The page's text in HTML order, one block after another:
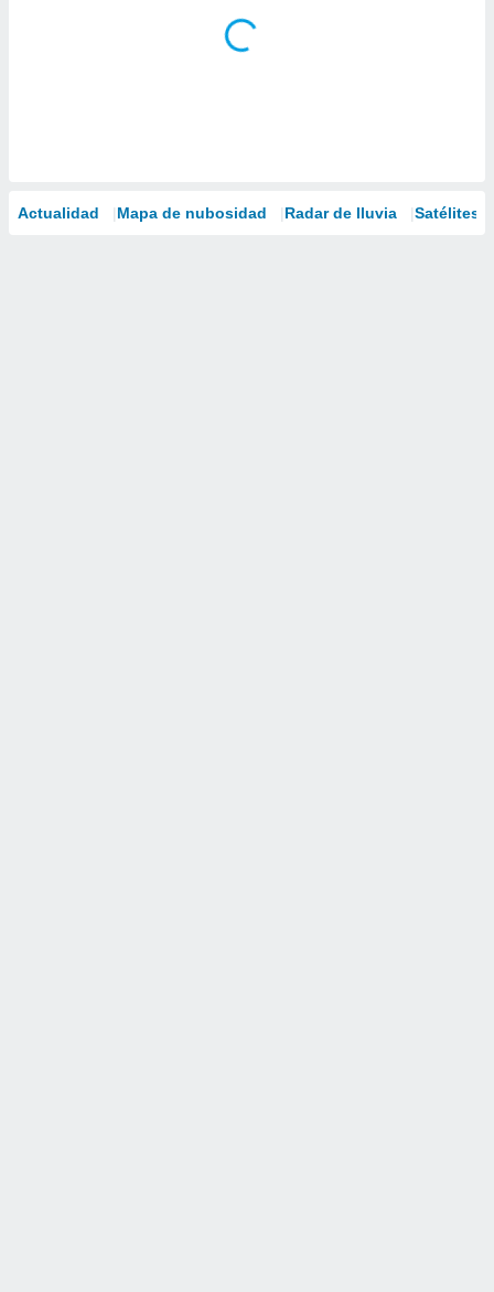
Actualidad Mapa de nubosidad Radar de lluvia Satélites